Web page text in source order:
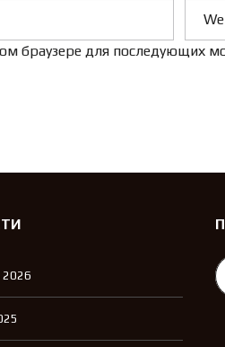
браузере для последующих
2026